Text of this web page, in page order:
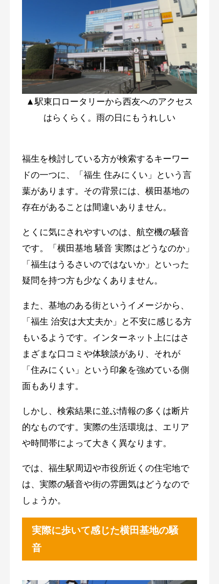
▲駅東口ロータリーから西友へのアクセス
はらくらく。雨の日にもうれしい
福生を検討している方が検索するキーワー
ドの一つに、「福生 住みにくい」という言
葉があります。その背景には、横田基地の
存在があることは間違いありません。
とくに気にされやすいのは、航空機の騒音
です。「横田基地 騒音 実際はどうなのか」
「福生はうるさいのではないか」といった
疑問を持つ方も少なくありません。
また、基地のある街というイメージから、
「福生 治安は大丈夫か」と不安に感じる方
もいるようです。インターネット上にはさ
まざまな口コミや体験談があり、それが
「住みにくい」という印象を強めている側
面もあります。
しかし、検索結果に並ぶ情報の多くは断片
的なものです。実際の生活環境は、エリア
や時間帯によって大きく異なります。
では、福生駅周辺や市役所近くの住宅地で
は、実際の騒音や街の雰囲気はどうなので
しょうか。
実際に歩いて感じた横田基地の騒
音